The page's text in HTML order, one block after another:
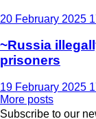
20 February 2025
~Russia
prisoners
19 February 2025
More posts
Subscribe to our